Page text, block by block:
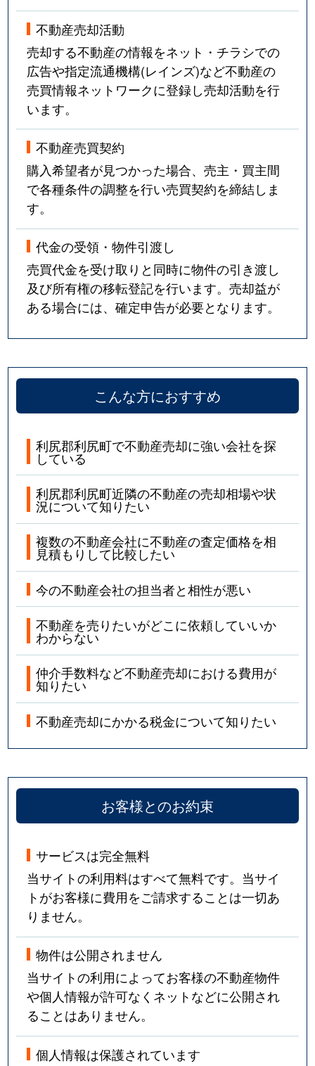
不動産売却活動
売却する不動産の情報をネット・チラシでの
広告や指定流通機構(レインズ)など不動産の
売買情報ネットワークに登録し売却活動を行
います。
不動産売買契約
購入希望者が見つかった場合、売主・買主間
で各種条件の調整を行い売買契約を締結しま
す。
代金の受領・物件引渡し
売買代金を受け取りと同時に物件の引き渡し
及び所有権の移転登記を行います。売却益が
ある場合には、確定申告が必要となります。
こんな方におすすめ
利尻郡利尻町で不動産売却に強い会社を探
している
利尻郡利尻町近隣の不動産の売却相場や状
況について知りたい
複数の不動産会社に不動産の査定価格を相
見積もりして比較したい
今の不動産会社の担当者と相性が悪い
不動産を売りたいがどこに依頼していいか
わからない
仲介手数料など不動産売却における費用が
知りたい
不動産売却にかかる税金について知りたい
お客様とのお約束
サービスは完全無料
当サイトの利用料はすべて無料です。当サイ
トがお客様に費用をご請求することは一切あ
りません。
物件は公開されません
当サイトの利用によってお客様の不動産物件
や個人情報が許可なくネットなどに公開され
ることはありません。
個人情報は保護されています